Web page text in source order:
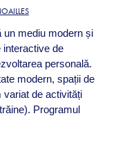
un mediu modern și
interactive de
personală.
modern, spații de
variat de activități
Programul